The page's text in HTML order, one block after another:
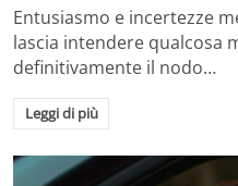
Entusiasmo e incertezze
lascia intendere qualcosa
definitivamente il nodo…
Leggi di più